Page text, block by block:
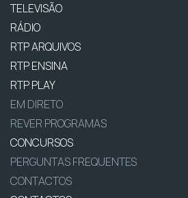
TELEVISÃO
RÁDIO
RTP ARQUIVOS
RTP ENSINA
RTP PLAY
EM DIRETO
REVER PROGRAMAS
CONCURSOS
PERGUNTAS FREQUENTES
CONTACTOS